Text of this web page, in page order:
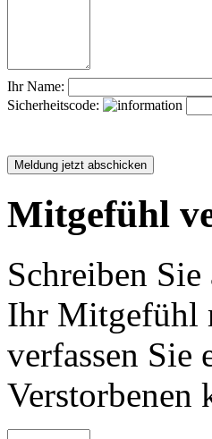
Ihr Name:
Sicherheitscode:
Mitgefühl
Schreiben
Ihr Mitgefühl
verfassen Sie
Verstorbenen